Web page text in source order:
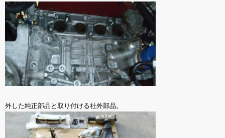
外した純正部品と取り付ける社外部品。